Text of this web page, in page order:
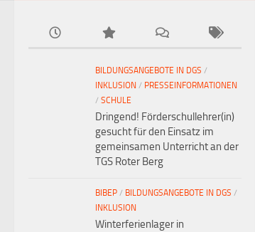
BILDUNGSANGEBOTE IN DGS /
INKLUSION / PRESSEINFORMATIONEN
/ SCHULE
Dringend! Förderschullehrer(in)
gesucht für den Einsatz im
gemeinsamen Unterricht an der
TGS Roter Berg
BIBEP / BILDUNGSANGEBOTE IN DGS /
INKLUSION
Winterferienlager in